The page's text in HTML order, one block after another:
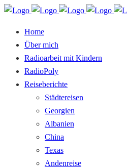
Home
Über mich
Radioarbeit mit Kindern
RadioPoly
Reiseberichte
Städtereisen
Georgien
Albanien
China
Texas
Andenreise